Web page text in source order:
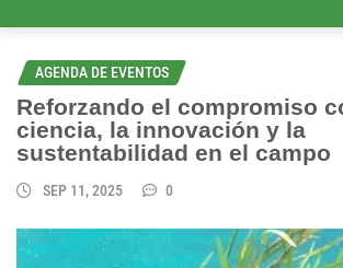
AGENDA DE EVENTOS
Reforzando el compromiso
ciencia, la innovación y la
sustentabilidad en el campo
SEP 11, 2025 0